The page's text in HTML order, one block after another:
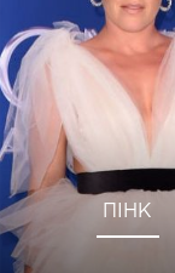
ПІНК